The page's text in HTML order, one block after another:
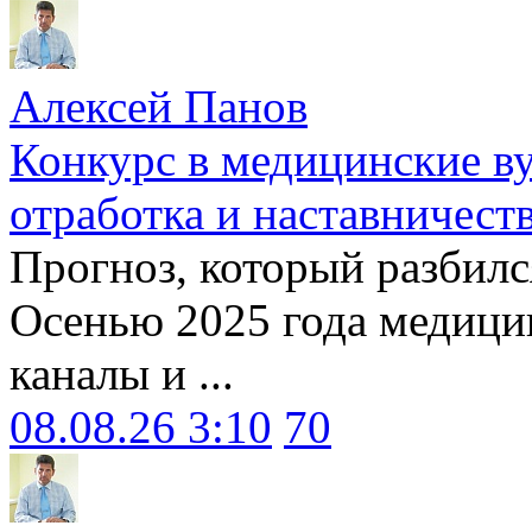
Алексей Панов
Конкурс в медицинские
отработка и
Прогноз, который
Осенью 2025 года
каналы и ...
08.08.26 3:10 70